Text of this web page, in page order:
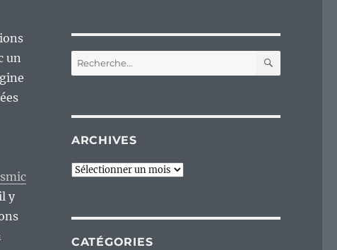
un
y
Recherche
pour :
ARCHIVES
Archives
CATÉGORIES